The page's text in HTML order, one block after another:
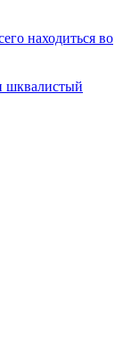
находиться во
шквалистый